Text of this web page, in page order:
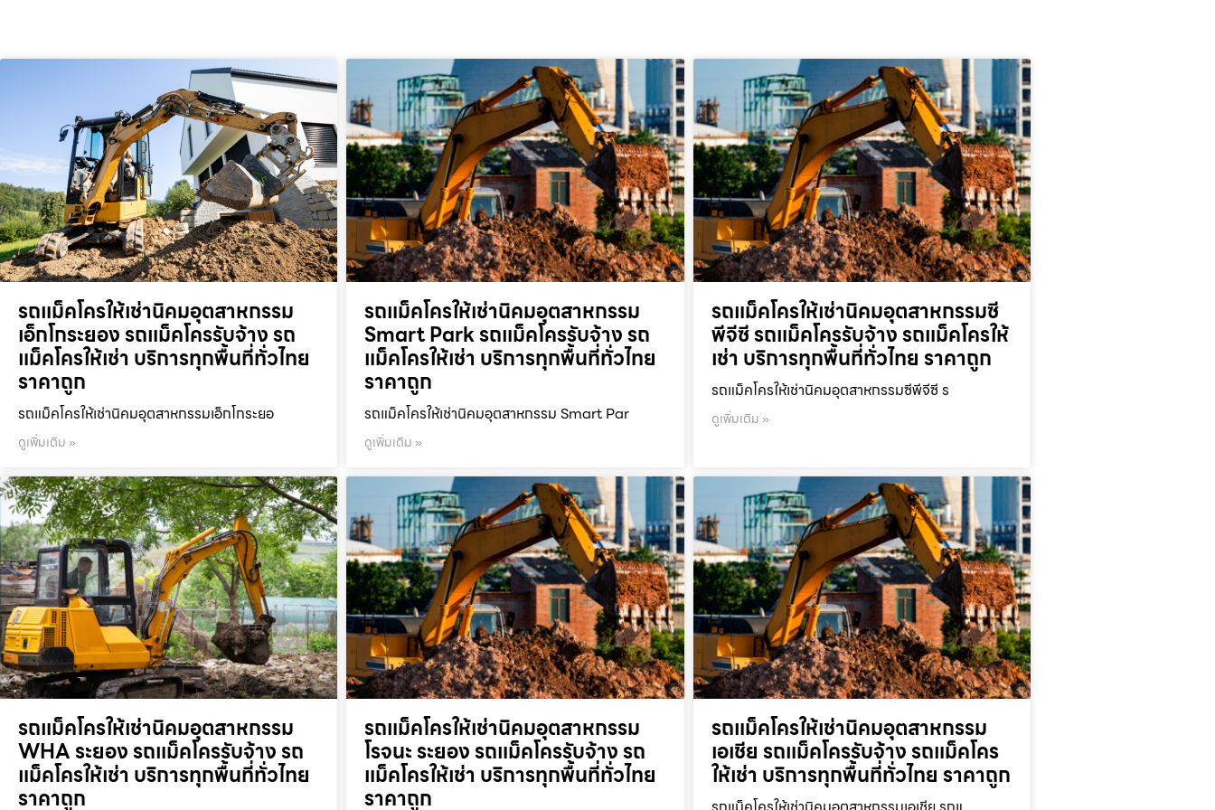
รถแม็คโครให้เช่านิคมอุตสาหกรรม
เอ็กโกระยอง รถแม็คโครรับจ้าง รถ
แม็คโครให้เช่า บริการทุกพื้นที่ทั่วไทย
ราคาถูก
รถแม็คโครให้เช่านิคมอุตสาหกรรมเอ็กโกระยอ
ดูเพิ่มเติม »
รถแม็คโครให้เช่านิคมอุตสาหกรรม
Smart Park รถแม็คโครรับจ้าง รถ
แม็คโครให้เช่า บริการทุกพื้นที่ทั่วไทย
ราคาถูก
รถแม็คโครให้เช่านิคมอุตสาหกรรม Smart Par
ดูเพิ่มเติม »
รถแม็คโครให้เช่านิคมอุตสาหกรรมซี
พีจีซี รถแม็คโครรับจ้าง รถแม็คโครให้
เช่า บริการทุกพื้นที่ทั่วไทย ราคาถูก
รถแม็คโครให้เช่านิคมอุตสาหกรรมซีพีจีซี ร
ดูเพิ่มเติม »
รถแม็คโครให้เช่านิคมอุตสาหกรรม
WHA ระยอง รถแม็คโครรับจ้าง รถ
แม็คโครให้เช่า บริการทุกพื้นที่ทั่วไทย
ราคาถูก
รถแม็คโครให้เช่านิคมอุตสาหกรรม
โรจนะ ระยอง รถแม็คโครรับจ้าง รถ
แม็คโครให้เช่า บริการทุกพื้นที่ทั่วไทย
ราคาถูก
รถแม็คโครให้เช่านิคมอุตสาหกรรม
เอเชีย รถแม็คโครรับจ้าง รถแม็คโคร
ให้เช่า บริการทุกพื้นที่ทั่วไทย ราคาถูก